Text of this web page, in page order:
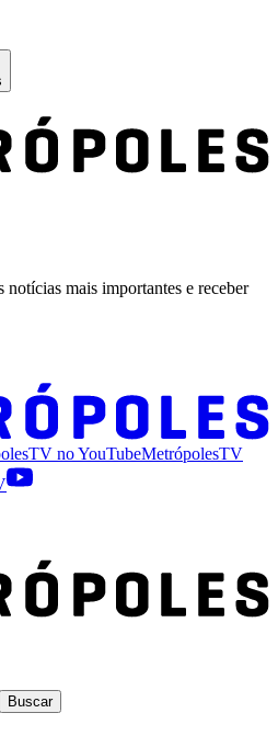
mais importantes e receber
noYouTubeMetrópolesTV
Buscar